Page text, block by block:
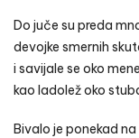
Do juče su preda
devojke smernih
i savijale se oko
kao ladolež oko
Bivalo je ponekad